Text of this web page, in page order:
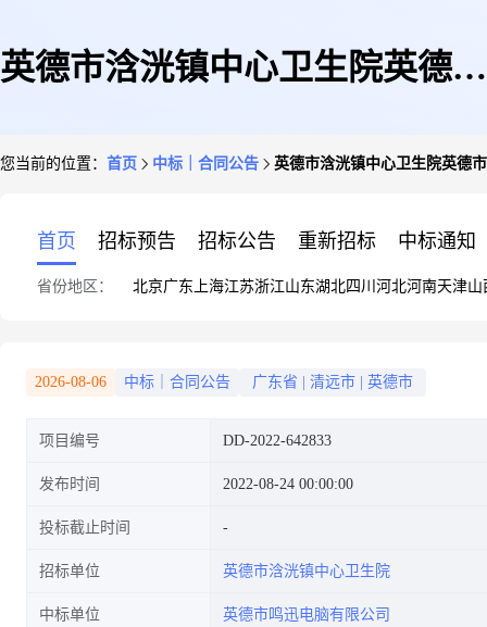
英德市浛洸镇中心卫生院英德市
您当前的位置： 首页 中标｜合同公告 英德市浛洸镇中心卫生院英德
首页 招标预告 招标公告 重新招标 中标通知
省份地区： 北京广东 上海江苏浙江山东湖北四川 河北河南天津山
2026-08-06 中标｜合同公告 广东省 清远市 英德市
项目编号 DD-2022-642833
发布时间 2022-08-24 00:00:00
投标截止时间
招标单位 英德市浛洸镇中心卫生院
中标单位 英德市鸣迅电脑有限公司